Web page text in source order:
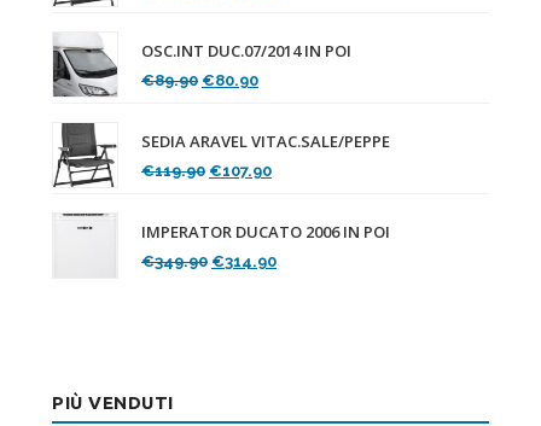
era:
€124.90.
è:
OSC.INT DUC.07/2014 IN POI
€89.90 Il
era:
€89.90.
€80.90Il
è:
€80.90.
SEDIA ARAVEL VITAC.SALE/PEPPE
€119.90 Il
era:
€119.90.
€107.90Il
è:
€107.90.
IMPERATOR DUCATO 2006 IN POI
€349.90 Il
€314.90Il
PIÙ VENDUTI